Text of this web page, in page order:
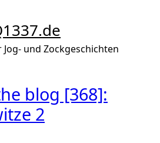
und Zockgeschichten
blog [368]:
2